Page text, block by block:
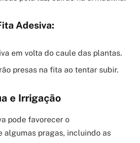
Adesiva:
em volta do caule das plantas.
presas na fita ao tentar subir.
e Irrigação
pode favorecer o
algumas pragas, incluindo as